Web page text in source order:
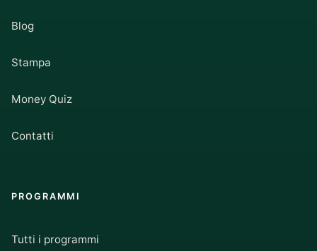
Blog
Stampa
Money Quiz
Contatti
PROGRAMMI
Tutti i programmi